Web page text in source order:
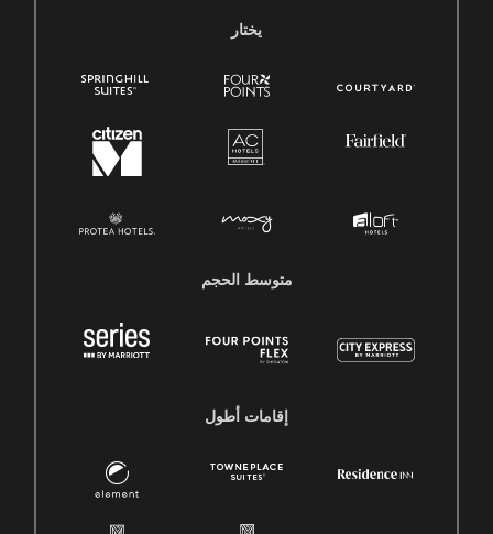
يختار
متوسط ​​الحجم
إقامات أطول